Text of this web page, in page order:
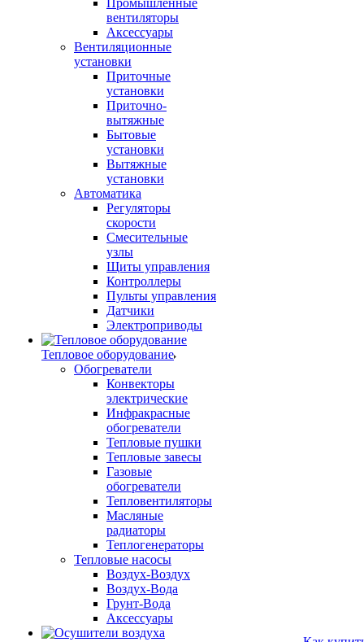
Промышленные
вентиляторы
Аксессуары
Вентиляционные
установки
Приточные
установки
Приточно-
вытяжные
Бытовые
установки
Вытяжные
установки
Автоматика
Регуляторы
скорости
Смесительные
узлы
Щиты управления
Контроллеры
Пульты управления
Датчики
Электроприводы
Тепловое оборудование
Обогреватели
Конвекторы
электрические
Инфракрасные
обогреватели
Тепловые пушки
Тепловые завесы
Газовые
обогреватели
Тепловентиляторы
Масляные
радиаторы
Теплогенераторы
Тепловые насосы
Воздух-Воздух
Воздух-Вода
Грунт-Вода
Аксессуары